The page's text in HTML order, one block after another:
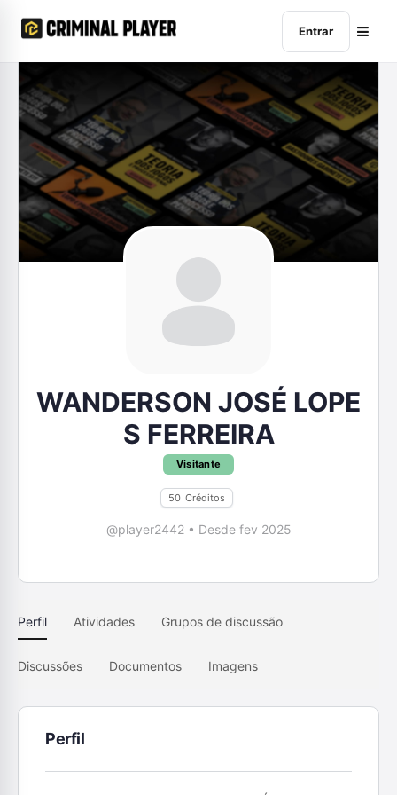
Entrar
WANDERSON JOSÉ LOPE
S FERREIRA
Visitante
50 Créditos
@player2442 • Desde fev 2025
Perfil Atividades Grupos de discussão
Discussões Documentos Imagens
Perfil